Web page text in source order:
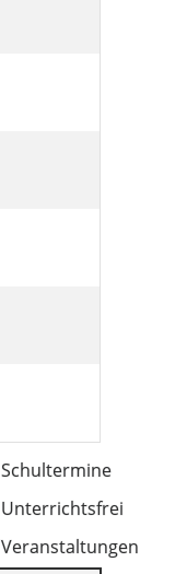
Schultermine
Unterrichtsfrei
Veranstaltungen